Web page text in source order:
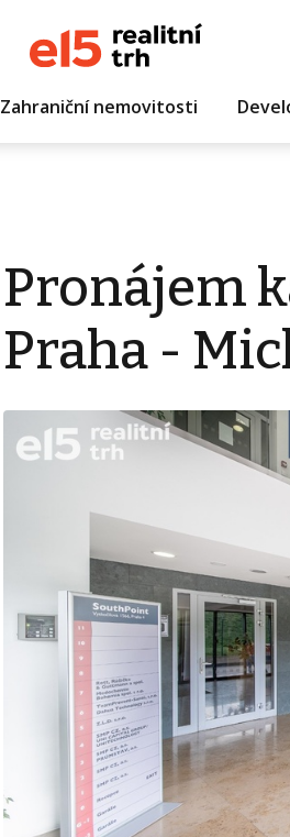
Zahraniční nemovitosti
Pronájem
Praha -